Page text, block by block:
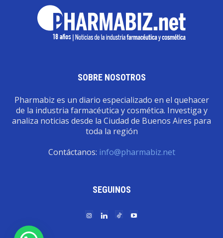
SOBRE NOSOTROS
Pharmabiz es un diario especializado en el quehacer
de la industria farmacéutica y cosmética. Investiga y
analiza noticias desde la Ciudad de Buenos Aires para
toda la región
Contáctanos: info@pharmabiz.net
SEGUINOS